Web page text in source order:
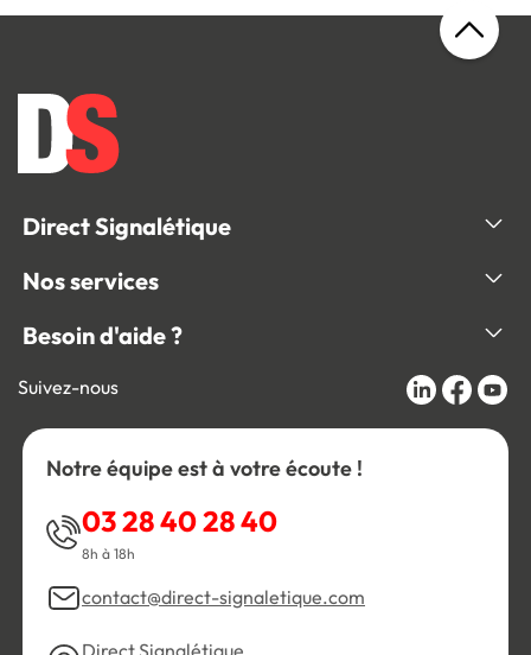
Direct Signalétique
Nos services
Besoin d'aide ?
Suivez-nous
Notre équipe est à votre écoute !
03 28 40 28 40
8h à 18h
contact@direct-signaletique.com
Direct Signalétique